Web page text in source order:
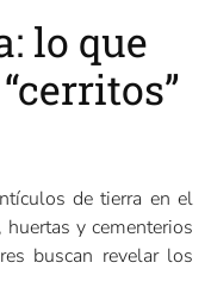
lo que
de tierra en el
y cementerios
buscan revelar los